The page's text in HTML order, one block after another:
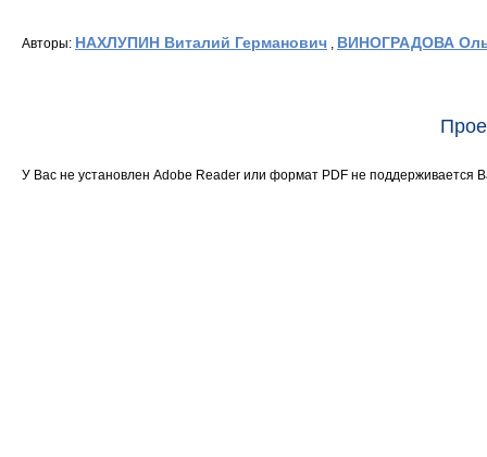
Авторы: НАХЛУПИН Виталий Германович , ВИНОГРАДОВА
У Вас не установлен Adobe Reader или формат PDF не поддерживается